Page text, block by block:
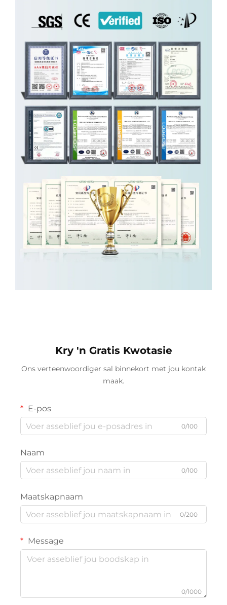
Kry 'n Gratis Kwotasie
Ons verteenwoordiger sal binnekort met jou kontak
maak.
E-pos
0/100
Naam
0/100
Maatskapnaam
0/200
Message
0/1000